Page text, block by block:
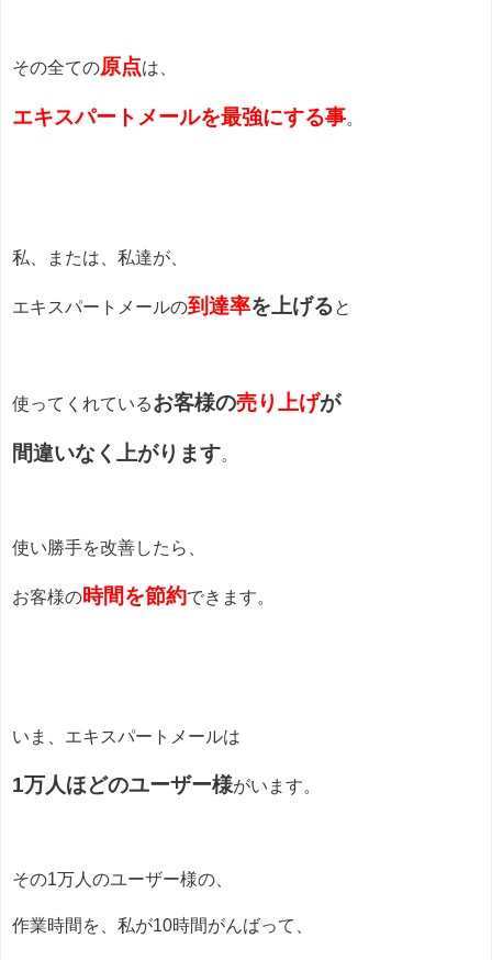
その全ての原点は、
エキスパートメールを最強にする事。
私、または、私達が、
エキスパートメールの到達率を上げると
使ってくれているお客様の売り上げが
間違いなく上がります。
使い勝手を改善したら、
お客様の時間を節約できます。
いま、エキスパートメールは
1万人ほどのユーザー様がいます。
その1万人のユーザー様の、
作業時間を、私が10時間がんばって、